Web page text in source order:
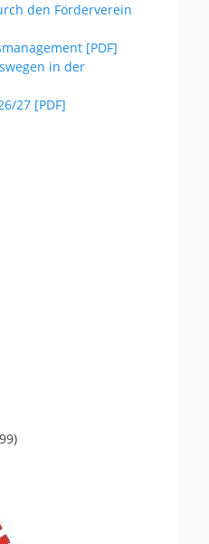
den Förderverein
[PDF]
in der
27 [PDF]